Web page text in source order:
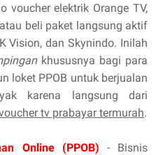
voucher elektrik Orange TV,
beli paket langsung aktif
Vision, dan Skynindo. Inilah
khususnya bagi para
loket PPOB untuk berjualan
karena langsung dari
tv prabayar termurah.
Online (PPOB) - Bisnis